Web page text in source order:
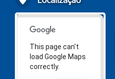
This page can't
load Google Maps
correctly.